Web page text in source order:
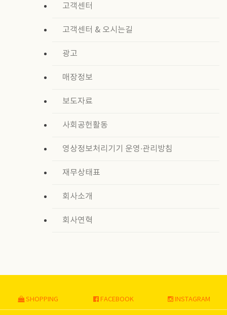
고객센터
고객센터 & 오시는길
광고
매장정보
보도자료
사회공헌활동
영상정보처리기기 운영∙관리방침
재무상태표
회사소개
회사연혁
SHOPPING FACEBOOK INSTAGRAM